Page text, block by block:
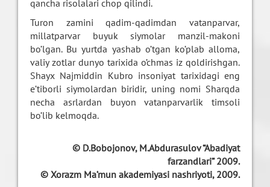
qancha risolalari chop qilindi.
Turon zamini qadim-qadimdan vatanparvar,
millatparvar buyuk siymolar manzil-makoni
bo’lgan. Bu yurtda yashab o’tgan ko’plab alloma,
valiy zotlar dunyo tarixida o’chmas iz qoldirishgan.
Shayx Najmiddin Kubro insoniyat tarixidagi eng
e’tiborli siymolardan biridir, uning nomi Sharqda
necha asrlardan buyon vatanparvarlik timsoli
bo’lib kelmoqda.
© D.Bobojonov, M.Abdurasulov “Abadiyat
farzandlari” 2009.
© Xorazm Ma’mun akademiyasi nashriyoti, 2009.